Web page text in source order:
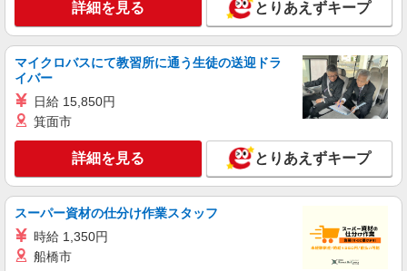
株式会社日本パーソナルビジネス北海道支店【HK1_301】
量販店スマホ販売スタッフ
【時給】 初日から時給1300円スタート◎ 【月
収例】 月収24万5050円 ＝時給1300円×8h×22日＋
引 無料の健康診断/介護・育児休暇など充実★
量販店ソフトバンクコーナー(北海道札幌市中
キープ 詳細を見る
派遣社員
株式会社日本パーソナルビジネス北海道支店【HK1_92】
円山にてドコモショップのスマホ販売スタッフ
【時給】 初日から時給1250円スタート◎ 【月
詳細を見る とりあえずキープ
マイクロバスにて教習所に通う生徒の送迎ドラ
イバー
日給 15,850円
箕面市
詳細を見る とりあえずキープ
スーパー資材の仕分け作業スタッフ
時給 1,350円
船橋市